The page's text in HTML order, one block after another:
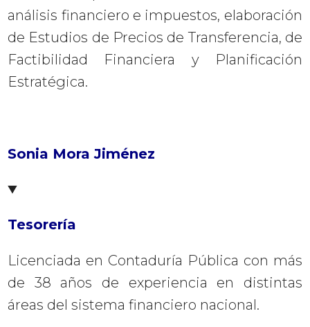
análisis financiero e impuestos, elaboración
de Estudios de Precios de Transferencia, de
Factibilidad Financiera y Planificación
Estratégica.
Sonia Mora Jiménez
Tesorería
Licenciada en Contaduría Pública con más
de 38 años de experiencia en distintas
áreas del sistema financiero nacional.